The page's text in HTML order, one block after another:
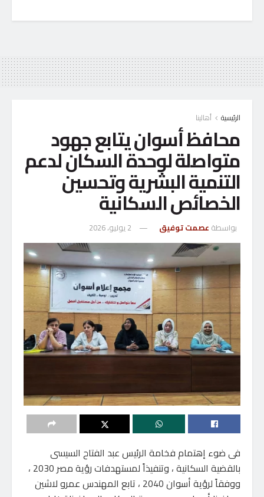
الرئيسية أهالينا
محافظ أسوان يتابع جهود
متواصلة لوحدة السكان لدعم
التنمية البشرية وتحسين
الخصائص السكانية
بواسطة عصمت توفيق 2 يوليو، 2026
فى ضوء إهتمام فخامة الرئيس عبد الفتاح السيسى
بالقضية السكانية ، وتنفيذاً لمستهدفات رؤية مصر 2030 ،
ووفقاً لرؤية أسوان 2040 ، تابع المهندس عمرو لاشين